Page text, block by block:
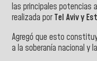
las principales potencias
realizada porTel Aviv y
Agregó que esto
a la soberanía nacional y